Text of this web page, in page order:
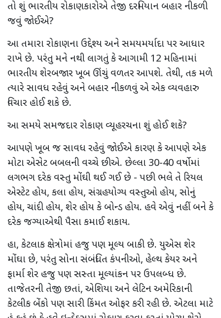
તો શું ભારતીય રોકાણકારોએ તેજી દરમિયાન બહાર નીકળી
જવું જોઈએ?
આ તમારા રોકાણના ઉદ્દેશ્ય અને સમયમર્યાદા પર આધાર
રાખે છે. પરંતુ મને નથી લાગતું કે આગામી 12 મહિનામાં
ભારતીય શેરબજાર ખૂબ ઊંચું વળતર આપશે. તેથી, તક મળે
ત્યારે સાવધ રહેવું અને બહાર નીકળવું એ એક વ્યવહારુ
વિચાર હોઈ શકે છે.
આ સમયે સમજદાર રોકાણ વ્યૂહરચના શું હોઈ શકે?
આપણે ખૂબ જ સાવધ રહેવું જોઈએ કારણ કે આપણે એક
મોટા એસેટ બબલની વચ્ચે છીએ. છેલ્લા 30-40 વર્ષોમાં
લગભગ દરેક વસ્તુ મોંઘી થઈ ગઈ છે - પછી ભલે તે રિયલ
એસ્ટેટ હોય, કલા હોય, સંગ્રહયોગ્ય વસ્તુઓ હોય, સોનું
હોય, ચાંદી હોય, શેર હોય કે બોન્ડ હોય. હવે એવું નહીં બને કે
દરેક જગ્યાએથી પૈસા કમાઈ શકાય.
હા, કેટલાક ક્ષેત્રોમાં હજુ પણ મૂલ્ય બાકી છે. યુએસ શેર
મોંઘા છે, પરંતુ સોના સંબંધિત કંપનીઓ, હેલ્થ કેયર અને
ફાર્મા શેર હજુ પણ સસ્તા મૂલ્યાંકન પર ઉપલબ્ધ છે.
તાજેતરની તેજી છતાં, એશિયા અને લેટિન અમેરિકાની
કેટલીક બેંકો પણ સારી કિંમત ઓફર કરી રહી છે. એટલા માટે